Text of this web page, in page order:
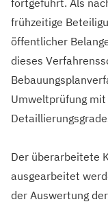
frühzeitige
öffentlicher
dieses
Umweltprüfung
Der überarbeitete
ausgearbeitet
der Auswertung